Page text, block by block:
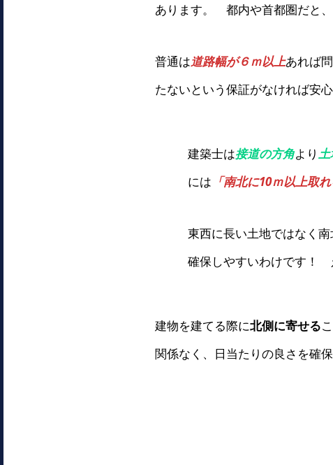
あります。 都内や首都圏だと
普通は道路幅が６ｍ以上あれば
たないという保証がなければ安
建築士は接道の方角より土
には 「南北に10ｍ以上取
東西に長い土地ではなく
確保しやすいわけです！
建物を建てる際に北側に寄せる
関係なく、日当たりの良さを確